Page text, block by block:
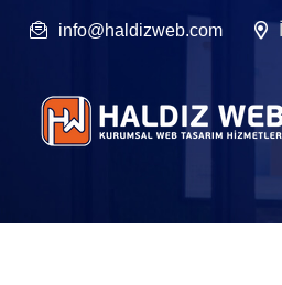
info@haldizweb.com